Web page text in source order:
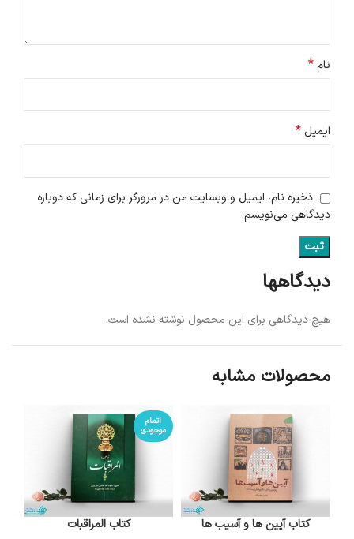
دیدگاهها
هیچ دیدگاهی برای این محصول نوشته نشده است.
نام*
ایمیل*
ذخیره نام، ایمیل و وبسایت من در مرورگر برای زمانی که دوباره
دیدگاهی می‌نویسم.
محصولات مشابه
کتاب آیین ها و آسیب ها
اتمام
موجودی
کتاب المراقبات